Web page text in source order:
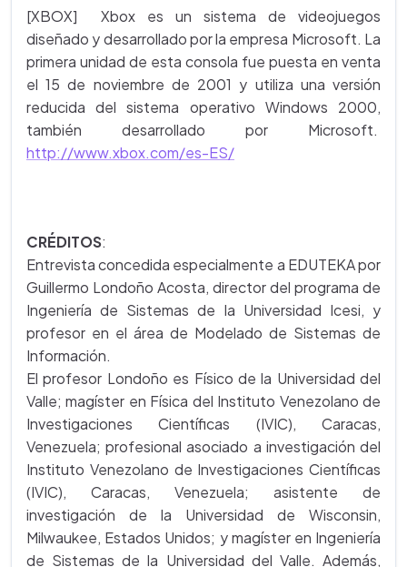
[XBOX] Xbox es un sistema de videojuegos
diseñado y desarrollado por la empresa Microsoft. La
primera unidad de esta consola fue puesta en venta
el 15 de noviembre de 2001 y utiliza una versión
reducida del sistema operativo Windows 2000,
también desarrollado por Microsoft.
http://www.xbox.com/es-ES/
CRÉDITOS:
Entrevista concedida especialmente a EDUTEKA por
Guillermo Londoño Acosta, director del programa de
Ingeniería de Sistemas de la Universidad Icesi, y
profesor en el área de Modelado de Sistemas de
Información.
El profesor Londoño es Físico de la Universidad del
Valle; magíster en Física del Instituto Venezolano de
Investigaciones Científicas (IVIC), Caracas,
Venezuela; profesional asociado a investigación del
Instituto Venezolano de Investigaciones Científicas
(IVIC), Caracas, Venezuela; asistente de
investigación de la Universidad de Wisconsin,
Milwaukee, Estados Unidos; y magíster en Ingeniería
de Sistemas de la Universidad del Valle. Además,